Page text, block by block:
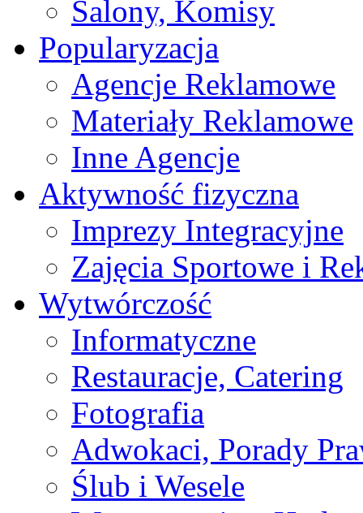
Salony, Komisy
Popularyzacja
Agencje Reklamowe
Materiały Reklamowe
Inne Agencje
Aktywność fizyczna
Imprezy Integracyjne
Zajęcia Sportowe i
Wytwórczość
Informatyczne
Restauracje, Catering
Fotografia
Adwokaci, Porady
Ślub i Wesele